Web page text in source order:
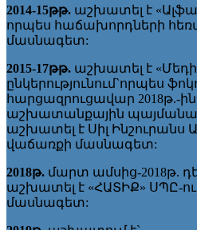
2014-15թթ. աշխատել է
որպես հաճախորդների
մասնագետ:
2015-17թթ. աշխատել է
ընկերությունում`որպես
հարցազրուցավար 2018թ.-
աշխատանքային
աշխատել է Սիլ Ինշուրանս
վաճառքի մասնագետ:
2018թ. մարտ ամսից-2018թ.
աշխատել է «ՀԱՏԻՔ» ՍՊԸ-
մասնագետ: